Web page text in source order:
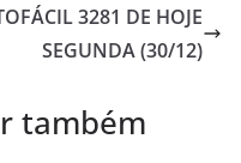
3281 DE HOJE
SEGUNDA (30/12)
também